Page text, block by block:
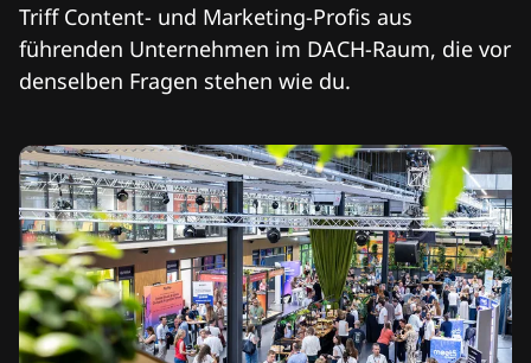
Triff Content- und Marketing-Profis aus
führenden Unternehmen im DACH-Raum, die vor
denselben Fragen stehen wie du.